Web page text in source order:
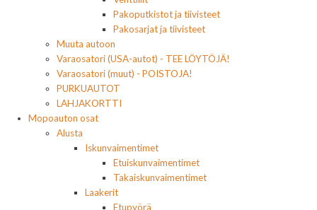
Pakoputkistot ja tiivisteet
Pakosarjat ja tiivisteet
Muuta autoon
Varaosatori (USA-autot) - TEE LÖYTÖJÄ!
Varaosatori (muut) - POISTOJA!
PURKUAUTOT
LAHJAKORTTI
Mopoauton osat
Alusta
Iskunvaimentimet
Etuiskunvaimentimet
Takaiskunvaimentimet
Laakerit
Etupyörä